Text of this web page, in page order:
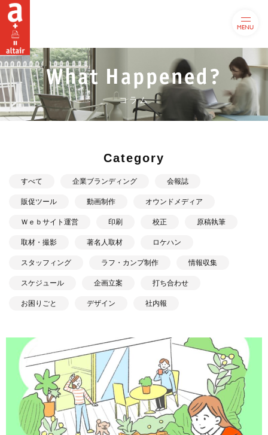
MENU
What Happened?
コラム
Category
すべて 企業ブランディング 会報誌
販促ツール 動画制作 オウンドメディア
Ｗｅｂサイト運営 印刷 校正 原稿執筆
取材・撮影 著名人取材 ロケハン
スタッフィング ラフ・カンプ制作 情報収集
スケジュール 企画立案 打ち合わせ
お困りごと デザイン 社内報